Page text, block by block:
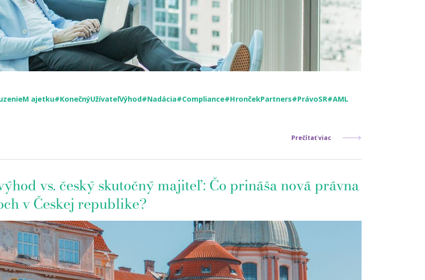
ajetku#KonečnýUžívateľVýhod#Nadácia#Compliance#HrončekPartners#PrávoSR#AML
Prečítať viac
vs. český skutočný majiteľ: Čo prináša nová právna
v Českej republike?